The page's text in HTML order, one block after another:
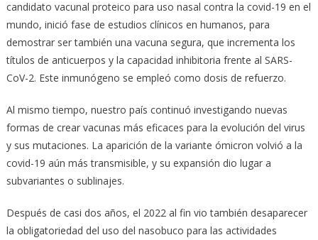
candidato vacunal proteico para uso nasal contra la covid-19 en el
mundo, inició fase de estudios clínicos en humanos, para
demostrar ser también una vacuna segura, que incrementa los
títulos de anticuerpos y la capacidad inhibitoria frente al SARS-
CoV-2. Este inmunógeno se empleó como dosis de refuerzo.
Al mismo tiempo, nuestro país continuó investigando nuevas
formas de crear vacunas más eficaces para la evolución del virus
y sus mutaciones. La aparición de la variante ómicron volvió a la
covid-19 aún más transmisible, y su expansión dio lugar a
subvariantes o sublinajes.
Después de casi dos años, el 2022 al fin vio también desaparecer
la obligatoriedad del uso del nasobuco para las actividades